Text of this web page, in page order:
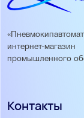
интернет-магазин
промышленного
Контакты